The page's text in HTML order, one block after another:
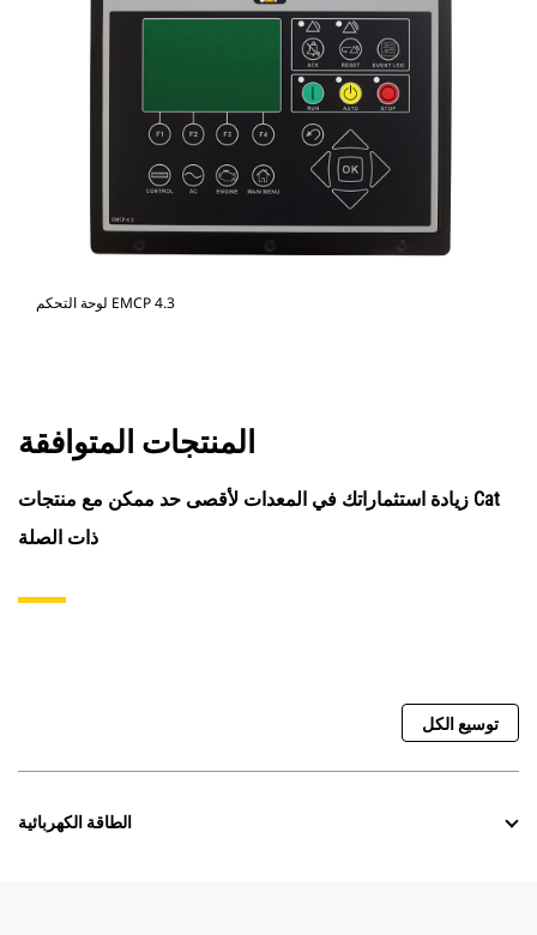
لوحة التحكم EMCP 4.3
المنتجات المتوافقة
زيادة استثماراتك في المعدات لأقصى حد ممكن مع منتجات Cat
ذات الصلة
توسيع الكل
الطاقة الكهربائية